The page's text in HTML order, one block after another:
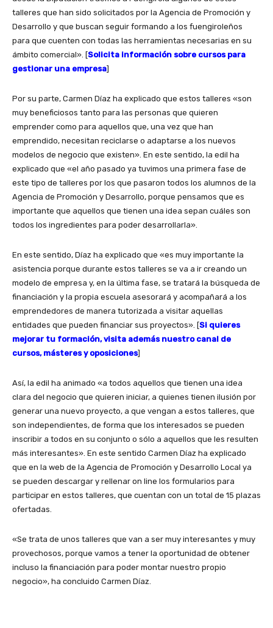
talleres que han sido solicitados por la Agencia de Promoción y
Desarrollo y que buscan seguir formando a los fuengiroleños
para que cuenten con todas las herramientas necesarias en su
ámbito comercial». [Solicita información sobre cursos para
gestionar una empresa]
Por su parte, Carmen Díaz ha explicado que estos talleres «son
muy beneficiosos tanto para las personas que quieren
emprender como para aquellos que, una vez que han
emprendido, necesitan reciclarse o adaptarse a los nuevos
modelos de negocio que existen». En este sentido, la edil ha
explicado que «el año pasado ya tuvimos una primera fase de
este tipo de talleres por los que pasaron todos los alumnos de la
Agencia de Promoción y Desarrollo, porque pensamos que es
importante que aquellos que tienen una idea sepan cuáles son
todos los ingredientes para poder desarrollarla».
En este sentido, Díaz ha explicado que «es muy importante la
asistencia porque durante estos talleres se va a ir creando un
modelo de empresa y, en la última fase, se tratará la búsqueda de
financiación y la propia escuela asesorará y acompañará a los
emprendedores de manera tutorizada a visitar aquellas
entidades que pueden financiar sus proyectos». [Si quieres
mejorar tu formación, visita además nuestro canal de
cursos, másteres y oposiciones]
Así, la edil ha animado «a todos aquellos que tienen una idea
clara del negocio que quieren iniciar, a quienes tienen ilusión por
generar una nuevo proyecto, a que vengan a estos talleres, que
son independientes, de forma que los interesados se pueden
inscribir a todos en su conjunto o sólo a aquellos que les resulten
más interesantes». En este sentido Carmen Díaz ha explicado
que en la web de la Agencia de Promoción y Desarrollo Local ya
se pueden descargar y rellenar on line los formularios para
participar en estos talleres, que cuentan con un total de 15 plazas
ofertadas.
«Se trata de unos talleres que van a ser muy interesantes y muy
provechosos, porque vamos a tener la oportunidad de obtener
incluso la financiación para poder montar nuestro propio
negocio», ha concluido Carmen Díaz.